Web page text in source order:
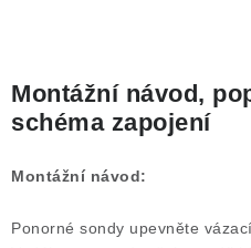
Montážní návod,
schéma zapojení
Montážní návod:
Ponorné sondy upevněte